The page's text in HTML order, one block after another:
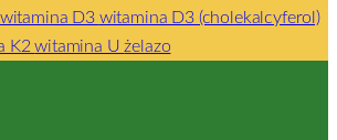
witamina D3 witamina D3 (cholekalcyferol)
K2witamina Użelazo